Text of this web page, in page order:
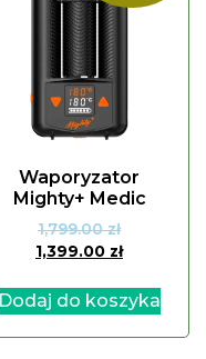
Waporyzator
Mighty+ Medic
1,799.00zł
1,399.00 zł
Dodaj do koszyka